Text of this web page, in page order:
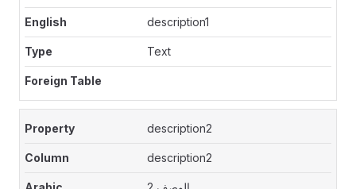
description1
Text
description2
description2